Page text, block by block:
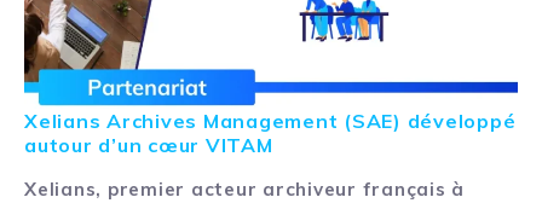
Xelians Archives Management (SAE) développé
autour d’un cœur VITAM
Xelians, premier acteur archiveur français à